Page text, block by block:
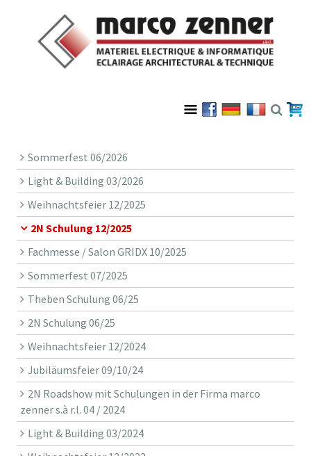
Sommerfest 06/2026
Light & Building 03/2026
Weihnachtsfeier 12/2025
2N Schulung 12/2025
Fachmesse / Salon GRIDX 10/2025
Sommerfest 07/2025
Theben Schulung 06/25
2N Schulung 06/25
Weihnachtsfeier 12/2024
Jubiläumsfeier 09/10/24
2N Roadshow mit Schulungen in der Firma marco
zenner s.à r.l. 04 / 2024
Light & Building 03/2024